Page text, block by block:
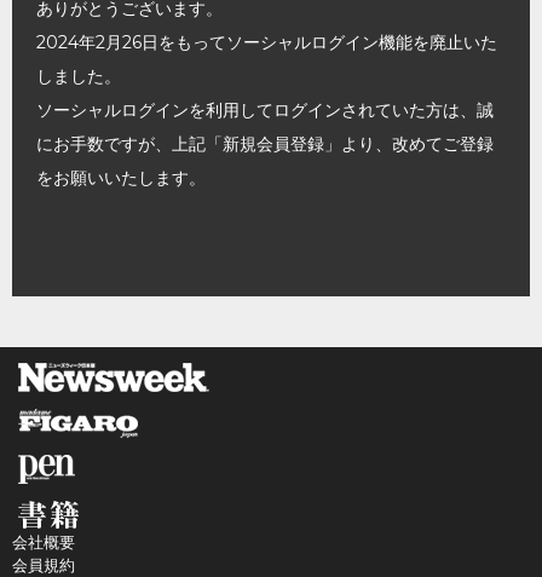
ありがとうございます。
2024年2月26日をもってソーシャルログイン機能を廃止いた
しました。
ソーシャルログインを利用してログインされていた方は、誠
にお手数ですが、上記「新規会員登録」より、改めてご登録
をお願いいたします。
会社概要
会員規約